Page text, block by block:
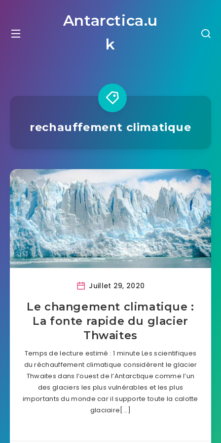
Antarctica.u
k
rechauffement climatique
Juillet 29, 2020
Le changement climatique :
La fonte rapide du glacier
Thwaites
Temps de lecture estimé : 1 minute Les scientifiques
du réchauffement climatique considèrent le glacier
Thwaites dans l’ouest de l’Antarctique comme l’un
des glaciers les plus vulnérables et les plus
importants du monde car il supporte toute la calotte
glaciaire[…]